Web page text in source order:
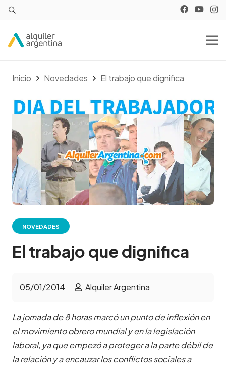
Inicio Novedades El trabajo que dignifica
NOVEDADES
El trabajo que dignifica
05/01/2014 Alquiler Argentina
La jornada de 8 horas marcó un punto de inflexión en
el movimiento obrero mundial y en la legislación
laboral, ya que empezó a proteger a la parte débil de
la relación y a encauzar los conflictos sociales a